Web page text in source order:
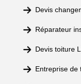
Devis
Réparateur
Devis toiture
Entreprise de